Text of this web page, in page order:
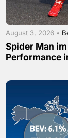
August 3, 2026 •
Spider Man
Performance